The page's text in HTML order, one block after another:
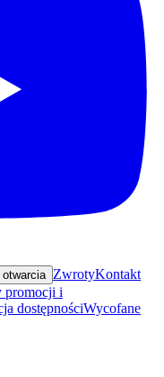
ZwrotyKontakt
promocji i
dostępnościWycofane